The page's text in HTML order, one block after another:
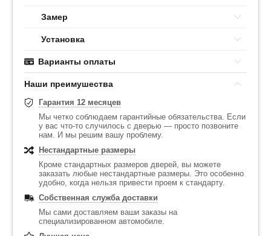
Замер
Установка
Варианты оплаты
Наши преимушества
Гарантия 12 месяцев
Мы четко соблюдаем гарантийные обязательства. Если
у вас что-то случилось с дверью — просто позвоните
нам. И мы решим вашу проблему.
Нестандартные размеры
Кроме стандартных размеров дверей, вы можете
заказать любые нестандартные размеры. Это особенно
удобно, когда нельзя привести проем к стандарту.
Собственная служба доставки
Мы сами доставляем ваши заказы на
специализированном автомобиле.